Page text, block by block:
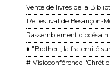
Vente de livres de la
17e festival de Besançon-
Rassemblement
♦ "Brother", la fraternité
# Visioconférence